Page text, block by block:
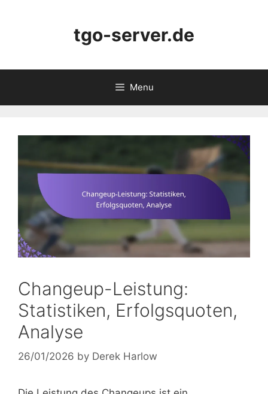
tgo-server.de
Menu
Changeup-Leistung:
Statistiken, Erfolgsquoten,
Analyse
26/01/2026 by Derek Harlow